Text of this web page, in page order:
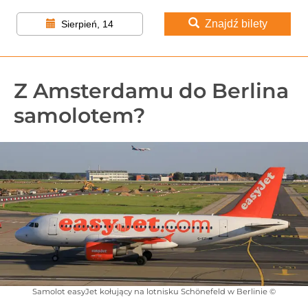
Sierpień, 14 Znajdź bilety
Z Amsterdamu do Berlina
samolotem?
Samolot easyJet kołujący na lotnisku Schönefeld w Berlinie ©